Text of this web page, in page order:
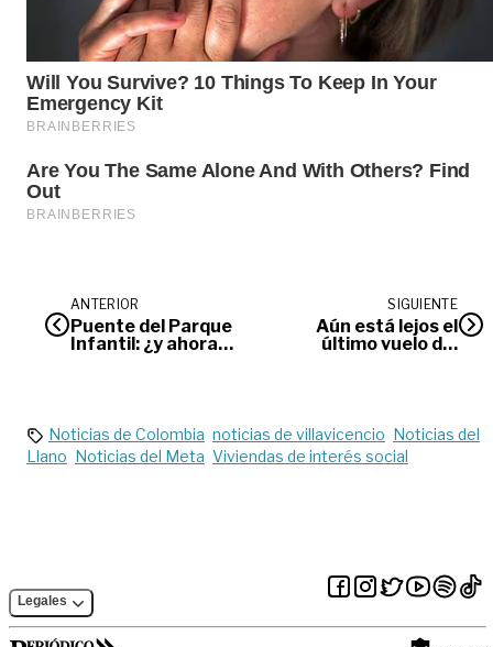
ANTERIOR
Puente del Parque
Infantil: ¿y ahora
SIGUIENTE
Aún está lejos el
último vuelo del
Noticias de Colombia noticias de villavicencio Noticias del
Llano Noticias del Meta Viviendas de interés social
Legales